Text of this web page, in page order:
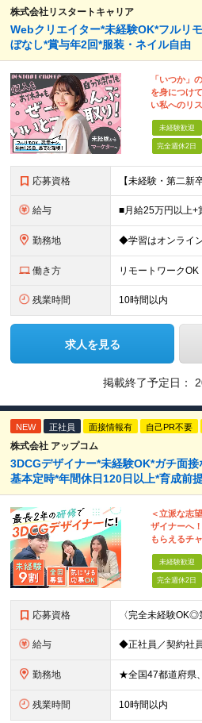
株式会社リスタートキャリア
Webクリエイター*未経験OK*フルリ
ぼなし*賞与年2回*服装・ネイル自由
「いつか」
を身につけ
い私へのリ
未経験歓迎
完全週休2日
応募資格
給与
勤務地
働き方 リモートワークOK
残業時間 10時間以内
求人を見る
掲載終了予定日：
NEW 正社員 面接情報有 自己PR不要
株式会社 アップコム
3DCGデザイナー*未経験OK*ガチ面
基本定時*年間休日120日以上*育成前
＜立派な志
ザイナーへ
もらえるチ
未経験歓迎
完全週休2日
応募資格
給与
勤務地
残業時間 10時間以内